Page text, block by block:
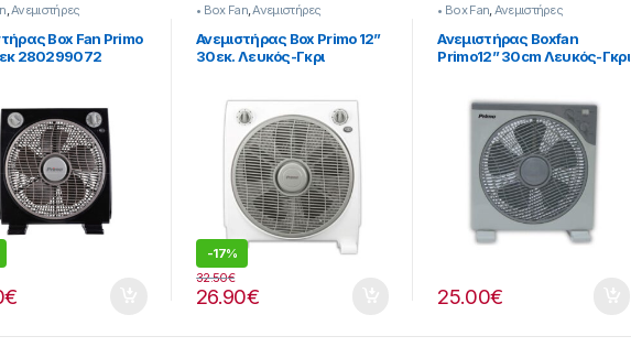
Ανεμιστήρες
Box Fan Primo
280299072
€
• Box Fan, Ανεμιστήρες
Ανεμιστήρας Box Primo 12”
30εκ. Λευκός-Γκρι
-17%
26.90€
32.50€
• Box Fan Ανεμιστήρες
Ανεμιστήρας Boxfan
Primo12” 30cm Λευκός-Γκρι
25.00€